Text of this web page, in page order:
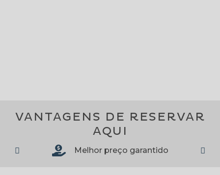
VANTAGENS DE RESERVAR
AQUI
Melhor preço garantido